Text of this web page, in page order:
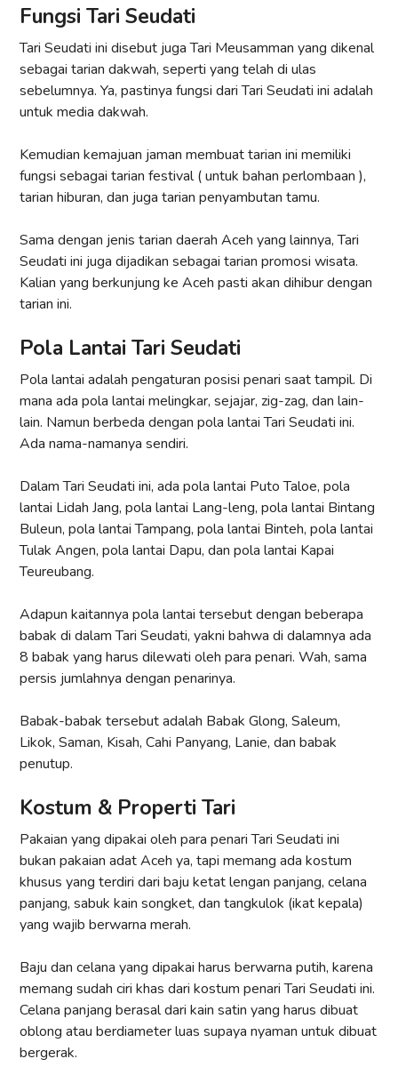
Fungsi Tari Seudati
Tari Seudati ini disebut juga Tari Meusamman yang dikenal
sebagai tarian dakwah, seperti yang telah di ulas
sebelumnya. Ya, pastinya fungsi dari Tari Seudati ini adalah
untuk media dakwah.
Kemudian kemajuan jaman membuat tarian ini memiliki
fungsi sebagai tarian festival ( untuk bahan perlombaan ),
tarian hiburan, dan juga tarian penyambutan tamu.
Sama dengan jenis tarian daerah Aceh yang lainnya, Tari
Seudati ini juga dijadikan sebagai tarian promosi wisata.
Kalian yang berkunjung ke Aceh pasti akan dihibur dengan
tarian ini.
Pola Lantai Tari Seudati
Pola lantai adalah pengaturan posisi penari saat tampil. Di
mana ada pola lantai melingkar, sejajar, zig-zag, dan lain-
lain. Namun berbeda dengan pola lantai Tari Seudati ini.
Ada nama-namanya sendiri.
Dalam Tari Seudati ini, ada pola lantai Puto Taloe, pola
lantai Lidah Jang, pola lantai Lang-leng, pola lantai Bintang
Buleun, pola lantai Tampang, pola lantai Binteh, pola lantai
Tulak Angen, pola lantai Dapu, dan pola lantai Kapai
Teureubang.
Adapun kaitannya pola lantai tersebut dengan beberapa
babak di dalam Tari Seudati, yakni bahwa di dalamnya ada
8 babak yang harus dilewati oleh para penari. Wah, sama
persis jumlahnya dengan penarinya.
Babak-babak tersebut adalah Babak Glong, Saleum,
Likok, Saman, Kisah, Cahi Panyang, Lanie, dan babak
penutup.
Kostum & Properti Tari
Pakaian yang dipakai oleh para penari Tari Seudati ini
bukan pakaian adat Aceh ya, tapi memang ada kostum
khusus yang terdiri dari baju ketat lengan panjang, celana
panjang, sabuk kain songket, dan tangkulok (ikat kepala)
yang wajib berwarna merah.
Baju dan celana yang dipakai harus berwarna putih, karena
memang sudah ciri khas dari kostum penari Tari Seudati ini.
Celana panjang berasal dari kain satin yang harus dibuat
oblong atau berdiameter luas supaya nyaman untuk dibuat
bergerak.